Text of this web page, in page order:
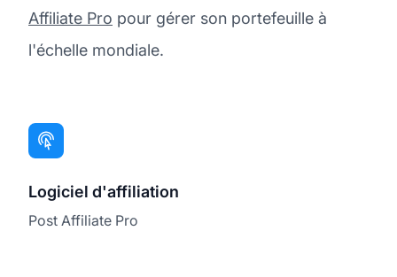
Affiliate Pro pour gérer son portefeuille à
l'échelle mondiale.
Logiciel d'affiliation
Post Affiliate Pro